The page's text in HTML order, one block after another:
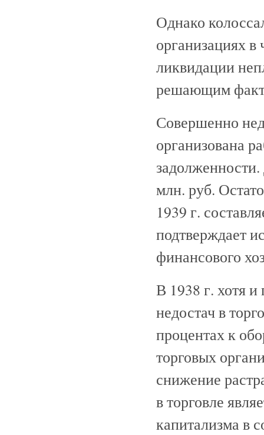
Однако
организациях
ликвидации
решающим
Совершенно
организована
млн. руб.
1939 г.
подтверждает
финансового
В 1938 г. хотя
недостач в
процентах к
торговых
снижение
в торговле
капитализма в